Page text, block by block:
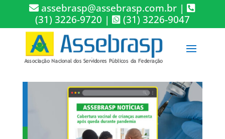
assebrasp@assebrasp.com.br |
(31) 3226-9720 | (31) 3226-9047